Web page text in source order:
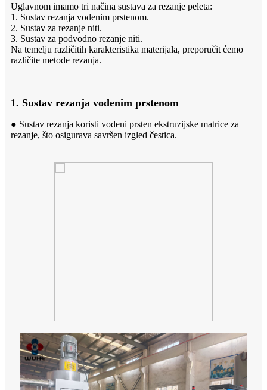
Uglavnom imamo tri načina sustava za rezanje peleta:
1. Sustav rezanja vodenim prstenom.
2. Sustav za rezanje niti.
3. Sustav za podvodno rezanje niti.
Na temelju različitih karakteristika materijala, preporučit ćemo
različite metode rezanja.
1. Sustav rezanja vodenim prstenom
● Sustav rezanja koristi vodeni prsten ekstruzijske matrice za
rezanje, što osigurava savršen izgled čestica.